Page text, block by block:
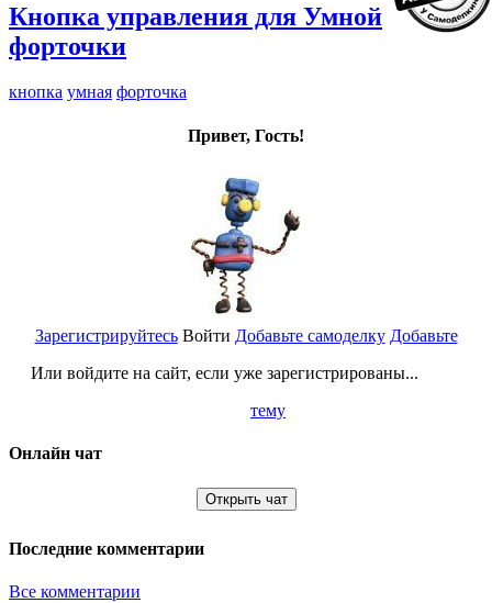
Кнопка управления для Умной
форточки
кнопка умная форточка
Привет, Гость!
Зарегистрируйтесь
Или войдите на сайт, если уже зарегистрированы...
Войти Добавьте самоделку Добавьте
тему
Онлайн чат
Открыть чат
Последние комментарии
Все комментарии